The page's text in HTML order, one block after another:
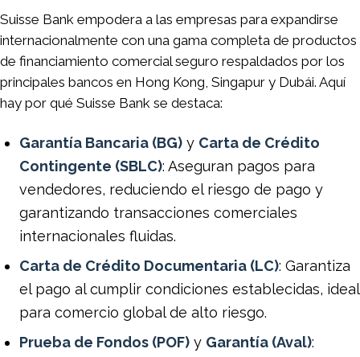
Suisse Bank empodera a las empresas para expandirse
internacionalmente con una gama completa de productos
de financiamiento comercial seguro respaldados por los
principales bancos en Hong Kong, Singapur y Dubái. Aquí
hay por qué Suisse Bank se destaca:
Garantía Bancaria (BG) y Carta de Crédito
Contingente (SBLC): Aseguran pagos para
vendedores, reduciendo el riesgo de pago y
garantizando transacciones comerciales
internacionales fluidas.
Carta de Crédito Documentaria (LC): Garantiza
el pago al cumplir condiciones establecidas, ideal
para comercio global de alto riesgo.
Prueba de Fondos (POF) y Garantía (Aval):